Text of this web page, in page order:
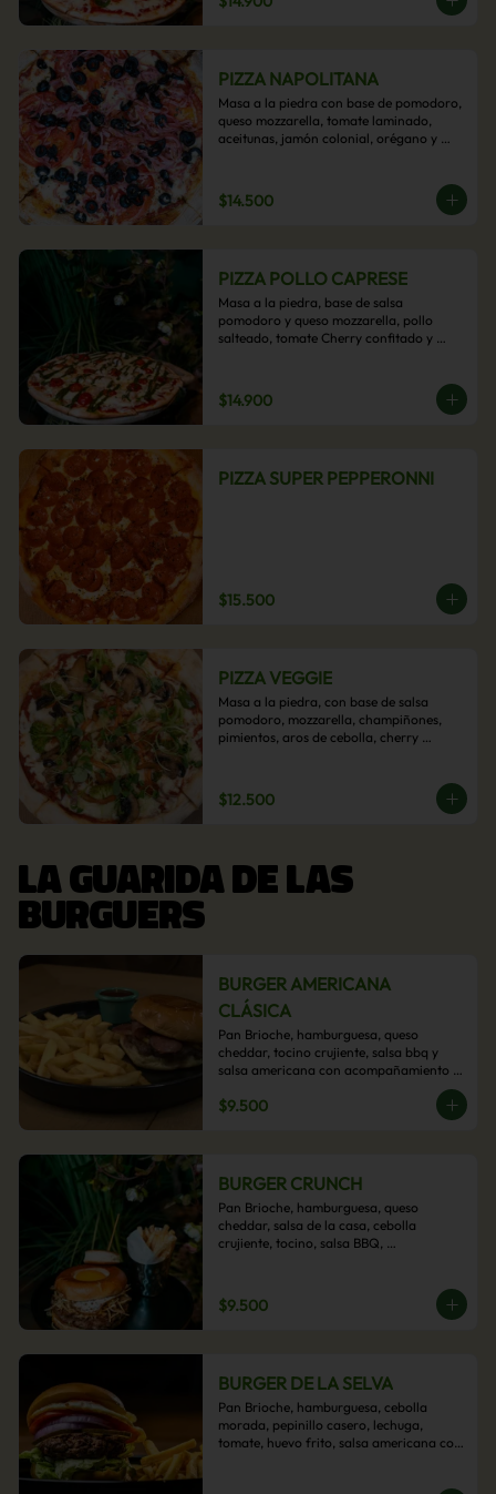
PIZZA NAPOLITANA
Masa a la piedra con base de pomodoro,
queso mozzarella, tomate laminado,
aceitunas, jamón colonial, orégano y
$14.500
PIZZA POLLO CAPRESE
Masa a la piedra, base de salsa
pomodoro y queso mozzarella, pollo
salteado, tomate Cherry confitado y
$14.900
PIZZA SUPER PEPPERONNI
$15.500
PIZZA VEGGIE
Masa a la piedra, con base de salsa
pomodoro, mozzarella, champiñones,
pimientos, aros de cebolla, cherry
$12.500
LA GUARIDA DE LAS
BURGUERS
BURGER AMERICANA
CLÁSICA
Pan Brioche, hamburguesa, queso
cheddar, tocino crujiente, salsa bbq y
salsa americana con acompañamiento
$9.500
BURGER CRUNCH
Pan Brioche, hamburguesa, queso
cheddar, salsa de la casa, cebolla
crujiente, tocino, salsa BBQ,
$9.500
BURGER DE LA SELVA
Pan Brioche, hamburguesa, cebolla
morada, pepinillo casero, lechuga,
tomate, huevo frito, salsa americana con